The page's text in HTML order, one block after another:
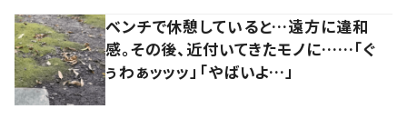
ベンチで休憩していると…遠方に違和
感。その後、近付いてきたモノに……「ぐ
ぅわぁッッッ」「やばいよ…」